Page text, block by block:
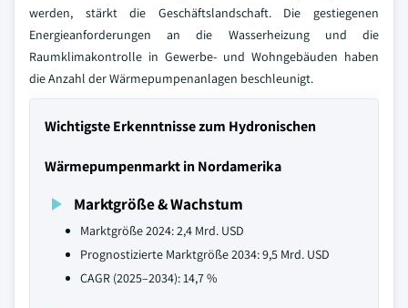
werden, stärkt die Geschäftslandschaft. Die gestiegenen
Energieanforderungen an die Wasserheizung und die
Raumklimakontrolle in Gewerbe- und Wohngebäuden haben
die Anzahl der Wärmepumpenanlagen beschleunigt.
Wichtigste Erkenntnisse zum Hydronischen
Wärmepumpenmarkt in Nordamerika
Marktgröße & Wachstum
Marktgröße 2024: 2,4 Mrd. USD
Prognostizierte Marktgröße 2034: 9,5 Mrd. USD
CAGR (2025–2034): 14,7 %